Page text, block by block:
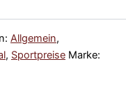
Allgemein,
, Sportpreise Marke: